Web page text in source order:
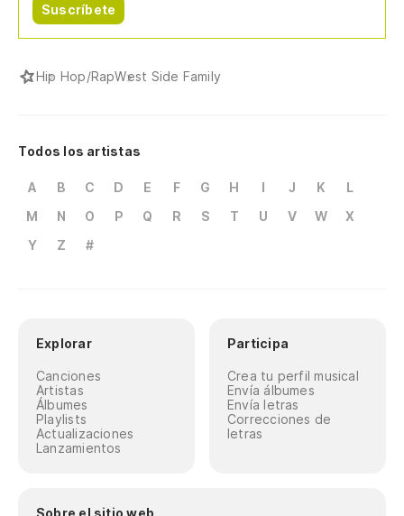
Suscríbete
Hip Hop/RapWest Side Family
Todos los artistas
A B C D E F G H I J K
L
M
N O P Q R S T U V W
X
Y
Z #
Explorar
Canciones
Artistas
Álbumes
Playlists
Actualizaciones
Lanzamientos
Participa
Crea tu perfil musical
Envía álbumes
Envía letras
Correcciones de
letras
Sobre el sitio web